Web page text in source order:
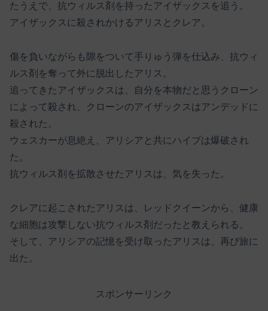
たうえで、抗ウィルス剤を持ったアイザックスを追う。
アイザックスに殺されかけるアリスとクレア。
傷を負いながらも隙をついて手りゅう弾を仕込み、抗ウィ
ルス剤を奪って外に脱出したアリス。
追ってきたアイザックスは、自分を本物だと思うクローン
によって殺され、クローンのアイザックスはアンデッドに
殺された。
ウェスカーが息絶え、アリシアと共にハイブは爆破され
た。
抗ウィルス剤を拡散させたアリスは、気を失った。
クレアに起こされたアリスは、レッドクイーンから、健康
な細胞は攻撃しない抗ウィルス剤だったと教えられる。
そして、アリシアの記憶を受け取ったアリスは、再び旅に
出た。
スポンサーリンク